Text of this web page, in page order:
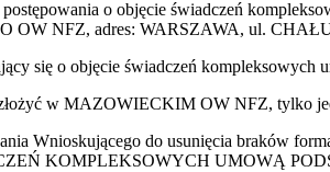
postępowania o objęcie świadczeń
NFZ, adres: WARSZAWA, ul.
się o objęcie świadczeń kompleksowych
w MAZOWIECKIM OW NFZ, tylko
Wnioskującego do usunięcia braków
KOMPLEKSOWYCH UMOWĄ